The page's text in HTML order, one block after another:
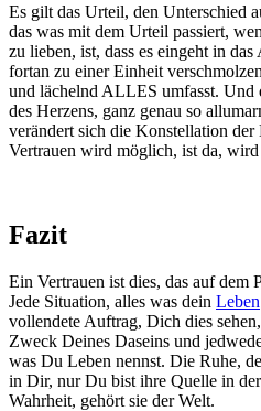
Es gilt das Urteil, den Unterschied
das was mit dem Urteil passiert,
zu lieben, ist, dass es eingeht in
fortan zu einer Einheit
und lächelnd ALLES umfasst. Und
des Herzens, ganz genau so
verändert sich die Konstellation
Vertrauen wird möglich, ist da, wird
Fazit
Ein Vertrauen ist dies, das auf dem
Jede Situation, alles was dein Leben
vollendete Auftrag, Dich dies
Zweck Deines Daseins und
was Du Leben nennst. Die Ruhe,
in Dir, nur Du bist ihre Quelle in
Wahrheit, gehört sie der Welt.